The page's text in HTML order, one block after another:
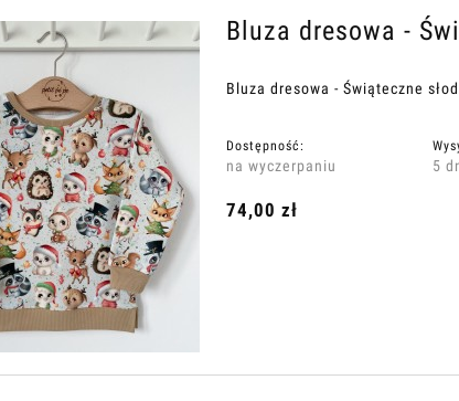
Bluza dresowa -
Bluza dresowa - Świąteczne
Dostępność:
na wyczerpaniu 5
74,00 zł